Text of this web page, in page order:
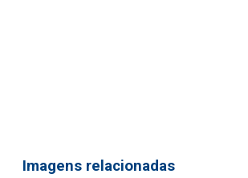
Imagens relacionadas